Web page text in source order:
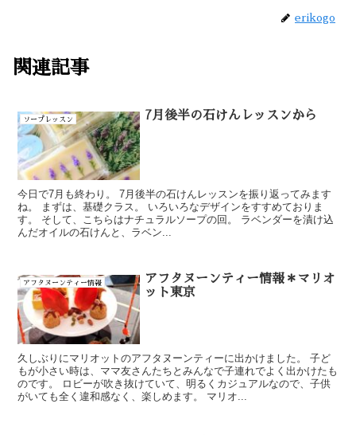
erikogo
関連記事
ソープレッスン 7月後半の石けんレッスンから
今日で7月も終わり。 7月後半の石けんレッスンを振り返ってみます
ね。 まずは、基礎クラス。 いろいろなデザインをすすめておりま
す。 そして、こちらはナチュラルソープの回。 ラベンダーを漬け込
んだオイルの石けんと、ラベン...
アフタヌーンティー情報
アフタヌーンティー情報＊マリオ
ット東京
久しぶりにマリオットのアフタヌーンティーに出かけました。 子ど
もが小さい時は、ママ友さんたちとみんなで子連れでよく出かけたも
のです。 ロビーが吹き抜けていて、明るくカジュアルなので、子供
がいても全く違和感なく、楽しめます。 マリオ...